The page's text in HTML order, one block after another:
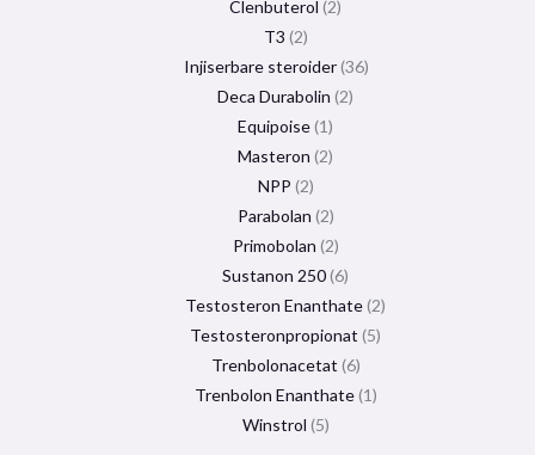
Clenbuterol 2
T3 2
Injiserbare steroider 36
Deca Durabolin 2
Equipoise 1
Masteron 2
NPP 2
Parabolan 2
Primobolan 2
Sustanon 250 6
Testosteron Enanthate 2
Testosteronpropionat 5
Trenbolonacetat 6
Trenbolon Enanthate 1
Winstrol 5